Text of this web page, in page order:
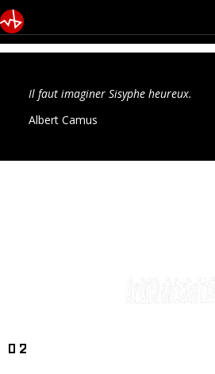
Il faut imaginer Sisyphe heureux.
Albert Camus
02